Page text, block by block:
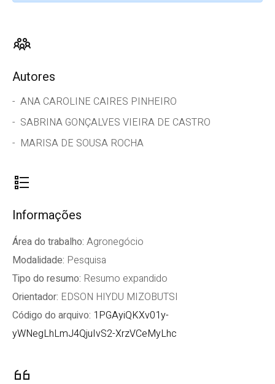
Autores
ANA CAROLINE CAIRES PINHEIRO
SABRINA GONÇALVES VIEIRA DE CASTRO
MARISA DE SOUSA ROCHA
Informações
Área do trabalho: Agronegócio
Modalidade: Pesquisa
Tipo do resumo: Resumo expandido
Orientador: EDSON HIYDU MIZOBUTSI
Código do arquivo: 1PGAyiQKXv01y-
yWNegLhLmJ4QjuIvS2-XrzVCeMyLhc